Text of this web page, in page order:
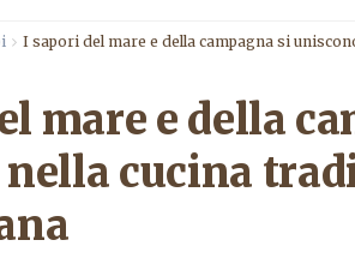
I sapori del mare e della campagna si
mare e della
cucina